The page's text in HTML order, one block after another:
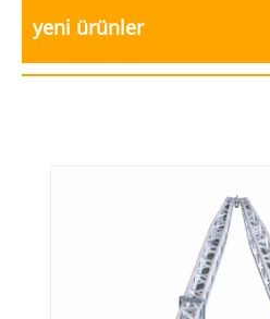
yeni ürünler